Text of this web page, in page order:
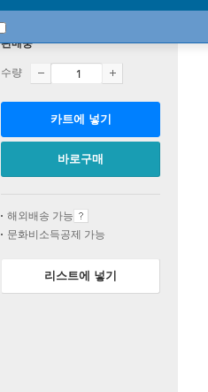
판매중
수량
카트에 넣기
바로구매
해외배송 가능
문화비소득공제 가능
리스트에 넣기